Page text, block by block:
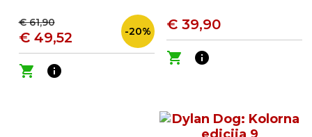
€ 61,90
€ 49,52 -20%
shopping_cart info
€ 39,90
shopping_cart
info